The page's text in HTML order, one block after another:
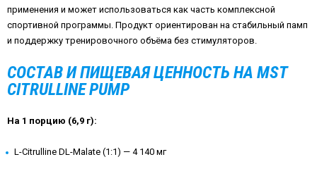
применения и может использоваться как часть комплексной
спортивной программы. Продукт ориентирован на стабильный памп
и поддержку тренировочного объёма без стимуляторов.
СОСТАВ И ПИЩЕВАЯ ЦЕННОСТЬ НА MST
CITRULLINE PUMP
На 1 порцию (6,9 г):
L-Citrulline DL-Malate (1:1) — 4 140 мг